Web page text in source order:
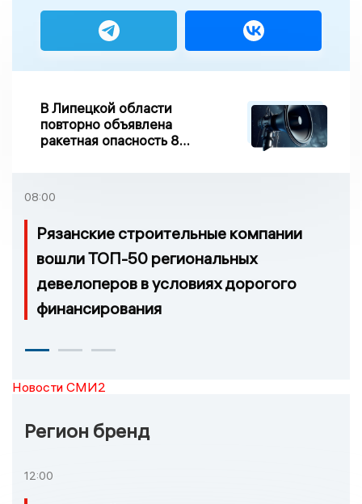
В Липецкой области
повторно объявлена
ракетная опасность 8
08:00
Рязанские строительные компании
вошли ТОП-50 региональных
девелоперов в условиях дорогого
финансирования
Новости СМИ2
Регион бренд
12:00